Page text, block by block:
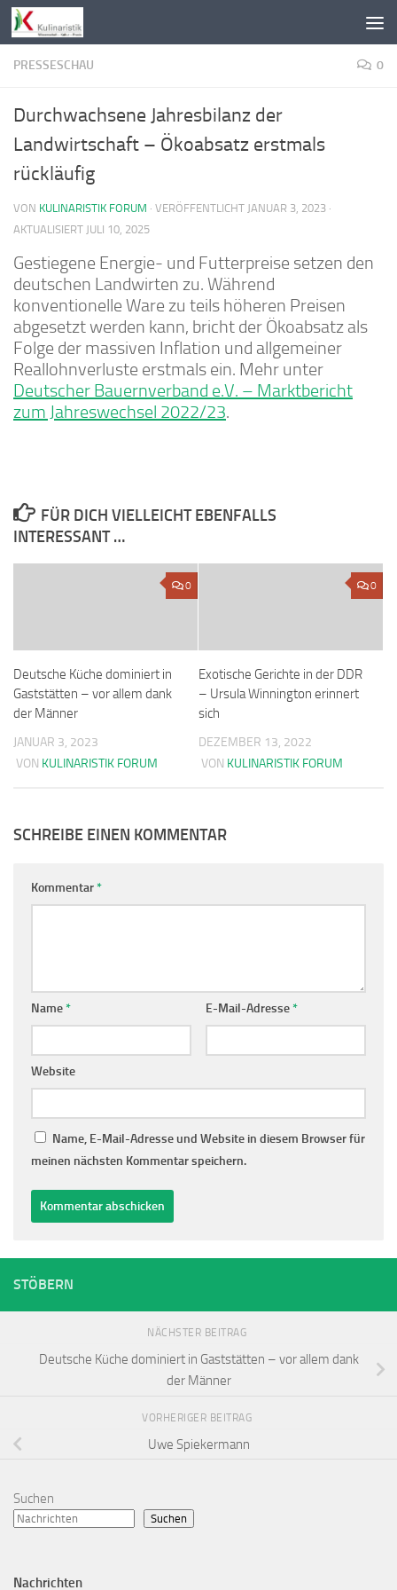
Zum Inhalt springen
PRESSESCHAU 0
Durchwachsene Jahresbilanz der
Landwirtschaft – Ökoabsatz erstmals
rückläufig
VON KULINARISTIK FORUM · VERÖFFENTLICHT JANUAR 3, 2023 ·
AKTUALISIERT JULI 10, 2025
Gestiegene Energie- und Futterpreise setzen den
deutschen Landwirten zu. Während
konventionelle Ware zu teils höheren Preisen
abgesetzt werden kann, bricht der Ökoabsatz als
Folge der massiven Inflation und allgemeiner
Reallohnverluste erstmals ein. Mehr unter
Deutscher Bauernverband e.V. – Marktbericht
zum Jahreswechsel 2022/23.
FÜR DICH VIELLEICHT EBENFALLS
INTERESSANT …
0
Deutsche Küche dominiert in
Gaststätten – vor allem dank
der Männer
JANUAR 3, 2023
VON KULINARISTIK FORUM
0
Exotische Gerichte in der DDR
– Ursula Winnington erinnert
sich
DEZEMBER 13, 2022
VON KULINARISTIK FORUM
SCHREIBE EINEN KOMMENTAR
Kommentar*
Name* E-Mail-Adresse*
Website
Name, E-Mail-Adresse und Website in diesem Browser für
meinen nächsten Kommentar speichern.
STÖBERN
NÄCHSTER BEITRAG
Deutsche Küche dominiert in Gaststätten – vor allem dank
der Männer
VORHERIGER BEITRAG
Uwe Spiekermann
Suchen
Suchen
Nachrichten